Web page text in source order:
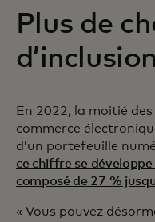
Plus de
d’inclusion
En 2022, la moitié
commerce
d’un portefeuille
ce chiffre se
composé de 27 %
« Vous pouvez